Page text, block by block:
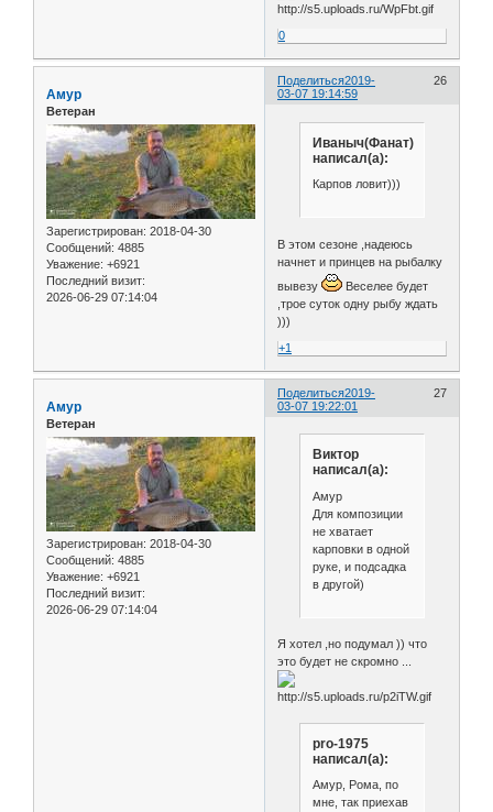
0
Поделиться 26
2019-
03-07 19:14:59
Амур
Ветеран
Зарегистрирован: 2018-04-30
Сообщений: 4885
Уважение: +6921
Последний визит:
2026-06-29 07:14:04
Иваныч(Фанат)
написал(а):
Карпов ловит)))
В этом сезоне ,надеюсь
начнет и принцев на рыбалку
вывезу
Веселее будет
,трое суток одну рыбу ждать
)))
+1
Поделиться 27
2019-
03-07 19:22:01
Амур
Ветеран
Зарегистрирован: 2018-04-30
Сообщений: 4885
Уважение: +6921
Последний визит:
2026-06-29 07:14:04
Виктор
написал(а):
Амур
Для композиции
не хватает
карповки в одной
руке, и подсадка
в другой)
Я хотел ,но подумал )) что
это будет не скромно ...
pro-1975
написал(а):
Амур, Рома, по
мне, так приехав